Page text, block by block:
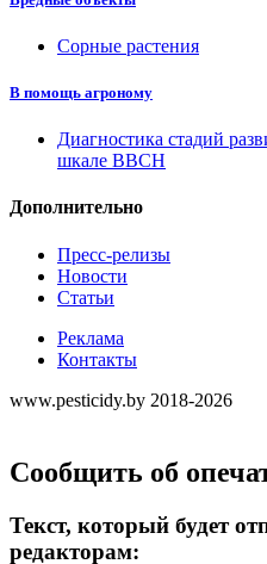
Сорные растения
В помощь агроному
Диагностика стадий
шкале ВВСН
Дополнительно
Пресс-релизы
Новости
Статьи
Реклама
Контакты
www.pesticidy.by 2018-2026
Сообщить об
Текст, который будет
редакторам: